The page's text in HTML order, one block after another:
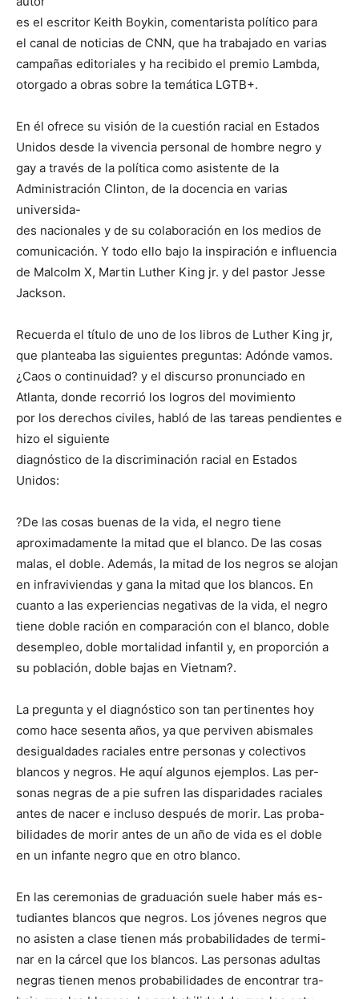
es el escritor Keith Boykin, comentarista político para
el canal de noticias de CNN, que ha trabajado en varias
campañas editoriales y ha recibido el premio Lambda,
otorgado a obras sobre la temática LGTB+.
En él ofrece su visión de la cuestión racial en Estados
Unidos desde la vivencia personal de hombre negro y
gay a través de la política como asistente de la
Administración Clinton, de la docencia en varias
universida-
des nacionales y de su colaboración en los medios de
comunicación. Y todo ello bajo la inspiración e influencia
de Malcolm X, Martin Luther King jr. y del pastor Jesse
Jackson.
Recuerda el título de uno de los libros de Luther King jr,
que planteaba las siguientes preguntas: Adónde vamos.
¿Caos o continuidad? y el discurso pronunciado en
Atlanta, donde recorrió los logros del movimiento
por los derechos civiles, habló de las tareas pendientes e
hizo el siguiente
diagnóstico de la discriminación racial en Estados
Unidos:
?De las cosas buenas de la vida, el negro tiene
aproximadamente la mitad que el blanco. De las cosas
malas, el doble. Además, la mitad de los negros se alojan
en infraviviendas y gana la mitad que los blancos. En
cuanto a las experiencias negativas de la vida, el negro
tiene doble ración en comparación con el blanco, doble
desempleo, doble mortalidad infantil y, en proporción a
su población, doble bajas en Vietnam?.
La pregunta y el diagnóstico son tan pertinentes hoy
como hace sesenta años, ya que perviven abismales
desigualdades raciales entre personas y colectivos
blancos y negros. He aquí algunos ejemplos. Las per-
sonas negras de a pie sufren las disparidades raciales
antes de nacer e incluso después de morir. Las proba-
bilidades de morir antes de un año de vida es el doble
en un infante negro que en otro blanco.
En las ceremonias de graduación suele haber más es-
tudiantes blancos que negros. Los jóvenes negros que
no asisten a clase tienen más probabilidades de termi-
nar en la cárcel que los blancos. Las personas adultas
negras tienen menos probabilidades de encontrar tra-